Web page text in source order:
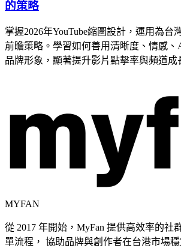
的策略
掌握2026年YouTube縮圖設計，運用為台
前瞻策略。學習如何善用清晰度、情感
品牌形象，顯著提升影片點擊率與頻道成
MYFAN
從 2017 年開始，MyFan 提供高效率的社
單流程， 協助品牌與創作者在台港市場穩